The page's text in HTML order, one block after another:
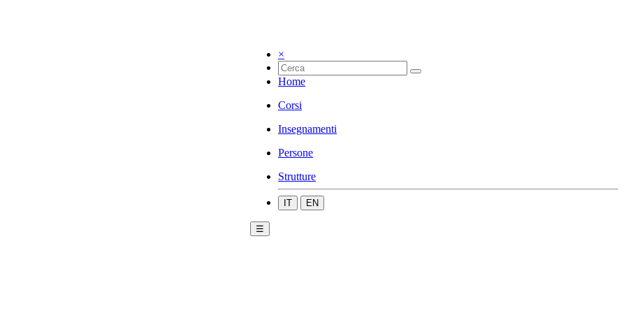
×
Home
Corsi
Insegnamenti
Persone
Strutture
IT EN
☰